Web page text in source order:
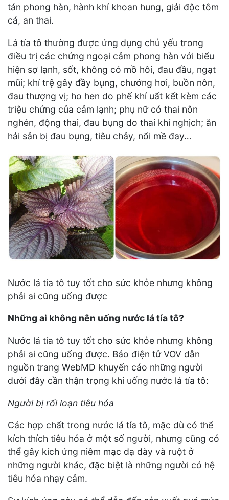
tán phong hàn, hành khí khoan hung, giải độc tôm
cá, an thai.
Lá tía tô thường được ứng dụng chủ yếu trong
điều trị các chứng ngoại cảm phong hàn với biểu
hiện sợ lạnh, sốt, không có mồ hôi, đau đầu, ngạt
mũi; khí trệ gây đầy bụng, chướng hơi, buồn nôn,
đau thượng vị; ho hen do phế khí uất kết kèm các
triệu chứng của cảm lạnh; phụ nữ có thai nôn
nghén, động thai, đau bụng do thai khí nghịch; ăn
hải sản bị đau bụng, tiêu chảy, nổi mề đay…
Nước lá tía tô tuy tốt cho sức khỏe nhưng không
phải ai cũng uống được
Những ai không nên uống nước lá tía tô?
Nước lá tía tô tuy tốt cho sức khỏe nhưng không
phải ai cũng uống được. Báo điện tử VOV dẫn
nguồn trang WebMD khuyến cáo những người
dưới đây cần thận trọng khi uống nước lá tía tô:
Người bị rối loạn tiêu hóa
Các hợp chất trong nước lá tía tô, mặc dù có thể
kích thích tiêu hóa ở một số người, nhưng cũng có
thể gây kích ứng niêm mạc dạ dày và ruột ở
những người khác, đặc biệt là những người có hệ
tiêu hóa nhạy cảm.